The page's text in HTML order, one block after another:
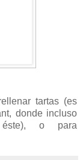
tartas (es
donde incluso
o para